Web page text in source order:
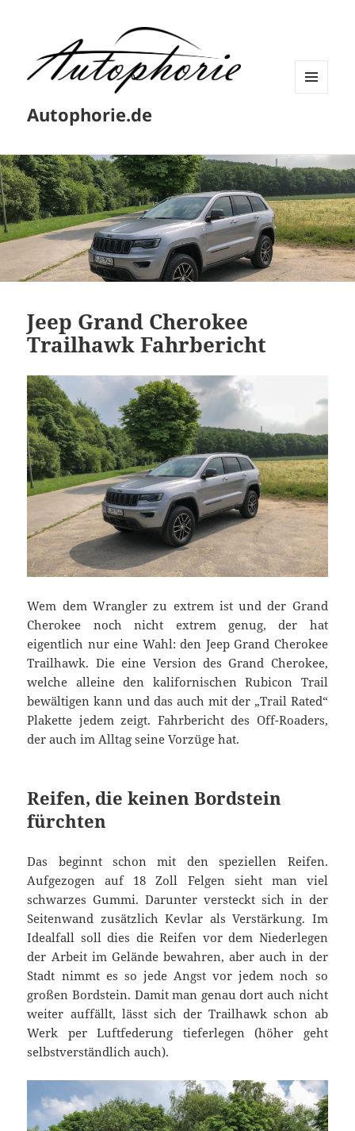
Autophorie.de
Jeep Grand Cherokee
Trailhawk Fahrbericht
Wem dem Wrangler zu extrem ist und der Grand
Cherokee noch nicht extrem genug, der hat
eigentlich nur eine Wahl: den Jeep Grand Cherokee
Trailhawk. Die eine Version des Grand Cherokee,
welche alleine den kalifornischen Rubicon Trail
bewältigen kann und das auch mit der „Trail Rated“
Plakette jedem zeigt. Fahrbericht des Off-Roaders,
der auch im Alltag seine Vorzüge hat.
Reifen, die keinen Bordstein
fürchten
Das beginnt schon mit den speziellen Reifen.
Aufgezogen auf 18 Zoll Felgen sieht man viel
schwarzes Gummi. Darunter versteckt sich in der
Seitenwand zusätzlich Kevlar als Verstärkung. Im
Idealfall soll dies die Reifen vor dem Niederlegen
der Arbeit im Gelände bewahren, aber auch in der
Stadt nimmt es so jede Angst vor jedem noch so
großen Bordstein. Damit man genau dort auch nicht
weiter auffällt, lässt sich der Trailhawk schon ab
Werk per Luftfederung tieferlegen (höher geht
selbstverständlich auch).